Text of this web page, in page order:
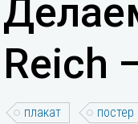
Reich
плакат постер